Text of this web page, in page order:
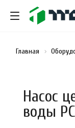
Главная
Насос
воды